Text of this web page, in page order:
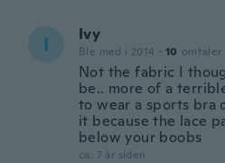
I Ivy
Ble med i 2014 · 10 omtaler
Not the fabric I
be.. more of a
to wear a sports bra
it because the lace
below your boobs
ca. 7 år siden